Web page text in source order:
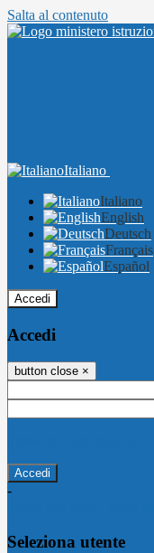
Salta al contenuto
Italiano
Italiano
English
Deutsch
Français
Español
Accedi
Accedi
button close ×
-
Seleziona utente